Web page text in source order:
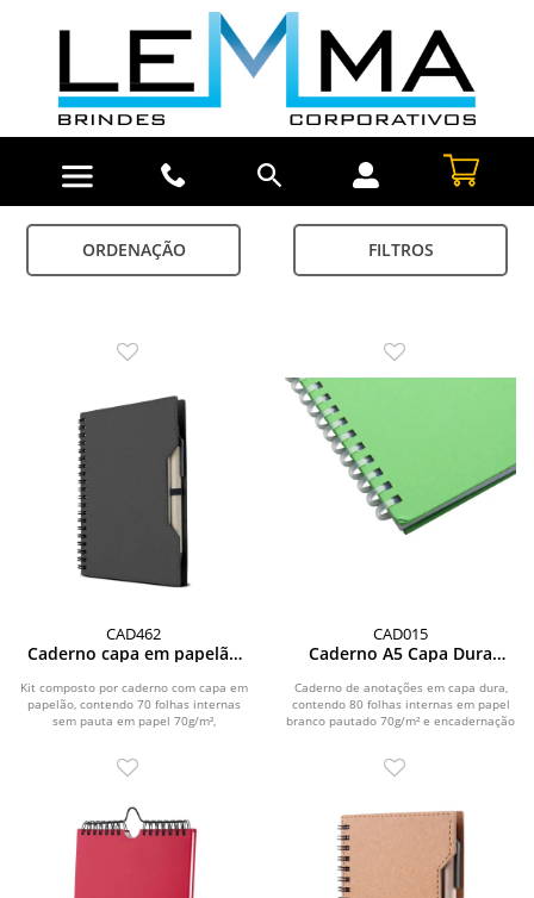
ORDENAÇÃO FILTROS
CAD462
Caderno capa em papelão
Kit composto por caderno com capa em
papelão, contendo 70 folhas internas
sem pauta em papel 70g/m²,
CAD015
Caderno A5 Capa Dura
Caderno de anotações em capa dura,
contendo 80 folhas internas em papel
branco pautado 70g/m² e encadernação